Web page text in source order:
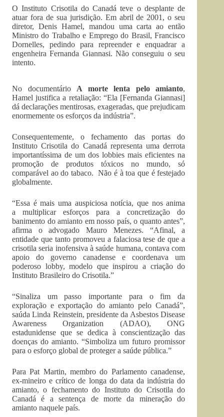
O Instituto Crisotila do Canadá teve o desplante de
atuar fora de sua jurisdição. Em abril de 2001, o seu
diretor, Denis Hamel, mandou uma carta ao então
Ministro do Trabalho e Emprego do Brasil, Francisco
Dornelles, pedindo para repreender e enquadrar a
engenheira Fernanda Giannasi. Não conseguiu o seu
intento.
No documentário A morte lenta pelo amianto,
Hamel justifica a retaliação: “Ela [Fernanda Giannasi]
dá declarações mentirosas, exageradas, que prejudicam
enormemente os esforços da indústria”.
Consequentemente, o fechamento das portas do
Instituto Crisotila do Canadá representa uma derrota
importantíssima de um dos lobbies mais eficientes na
promoção de produtos tóxicos no mundo, só
comparável ao do tabaco. Não é à toa que é festejado
globalmente.
“Essa é mais uma auspiciosa notícia, que nos anima
a multiplicar esforços para a concretização do
banimento do amianto em nosso país, o quanto antes”,
afirma o advogado Mauro Menezes. “Afinal, a
entidade que tanto promoveu a falaciosa tese de que a
crisotila seria inofensiva à saúde humana, contava com
apoio do governo canadense e coordenava um
poderoso lobby, modelo que inspirou a criação do
Instituto Brasileiro do Crisotila.”
“Sinaliza um passo importante para o fim da
exploração e exportação do amianto pelo Canadá”,
saúda Linda Reinstein, presidente da Asbestos Disease
Awareness Organization (ADAO), ONG
estadunidense que se dedica à conscientização das
doenças do amianto. “Simboliza um futuro promissor
para o esforço global de proteger a saúde pública.”
Para Pat Martin, membro do Parlamento canadense,
ex-mineiro e crítico de longa do data da indústria do
amianto, o fechamento do Instituto do Crisotila do
Canadá é a sentença de morte da mineração do
amianto naquele país.